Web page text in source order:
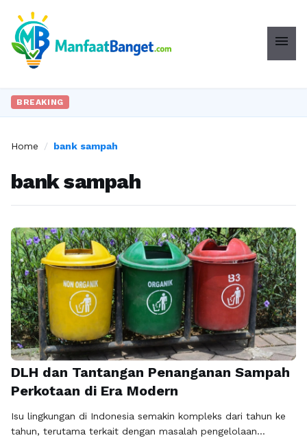
menu
BREAKING
Home / bank sampah
bank sampah
DLH dan Tantangan Penanganan Sampah
Perkotaan di Era Modern
Isu lingkungan di Indonesia semakin kompleks dari tahun ke
tahun, terutama terkait dengan masalah pengelolaan